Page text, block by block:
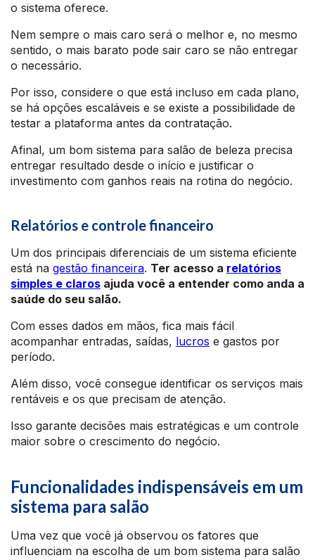
o sistema oferece.
Nem sempre o mais caro será o melhor e, no mesmo
sentido, o mais barato pode sair caro se não entregar
o necessário.
Por isso, considere o que está incluso em cada plano,
se há opções escaláveis e se existe a possibilidade de
testar a plataforma antes da contratação.
Afinal, um bom sistema para salão de beleza precisa
entregar resultado desde o início e justificar o
investimento com ganhos reais na rotina do negócio.
Relatórios e controle financeiro
Um dos principais diferenciais de um sistema eficiente
está na gestão financeira. Ter acesso a relatórios
simples e claros ajuda você a entender como anda a
saúde do seu salão.
Com esses dados em mãos, fica mais fácil
acompanhar entradas, saídas, lucros e gastos por
período.
Além disso, você consegue identificar os serviços mais
rentáveis e os que precisam de atenção.
Isso garante decisões mais estratégicas e um controle
maior sobre o crescimento do negócio.
Funcionalidades indispensáveis em um
sistema para salão
Uma vez que você já observou os fatores que
influenciam na escolha de um bom sistema para salão